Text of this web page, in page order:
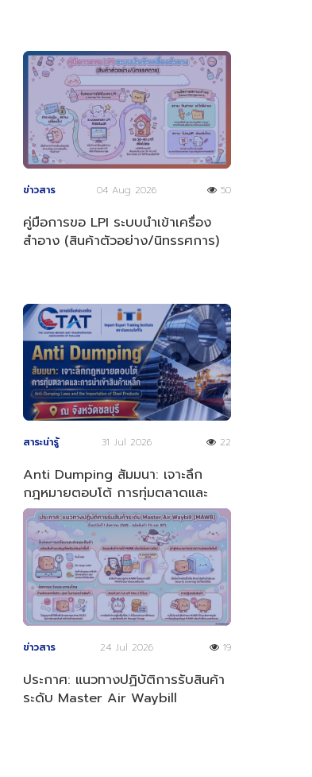
ข่าวสาร 04 Aug 2026 50
คู่มือการขอ LPI ระบบนำเข้าเครื่อง
สำอาง (สินค้าตัวอย่าง/นิทรรศการ)
สาระน่ารู้ 31 Jul 2026 22
Anti Dumping สัมมนา: เจาะลึก
กฎหมายตอบโต้ การทุ่มตลาดและ
การนำเข้าสินค้าเหล็ก
ข่าวสาร 24 Jul 2026 19
ประกาศ: แนวทางปฏิบัติการรับสินค้า
ระดับ Master Air Waybill